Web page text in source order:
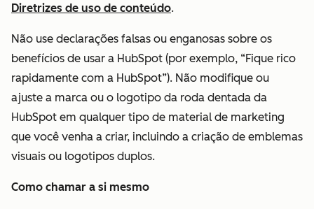
Diretrizes de uso de conteúdo.
Não use declarações falsas ou enganosas sobre os
benefícios de usar a HubSpot (por exemplo, “Fique rico
rapidamente com a HubSpot”). Não modifique ou
ajuste a marca ou o logotipo da roda dentada da
HubSpot em qualquer tipo de material de marketing
que você venha a criar, incluindo a criação de emblemas
visuais ou logotipos duplos.
Como chamar a si mesmo